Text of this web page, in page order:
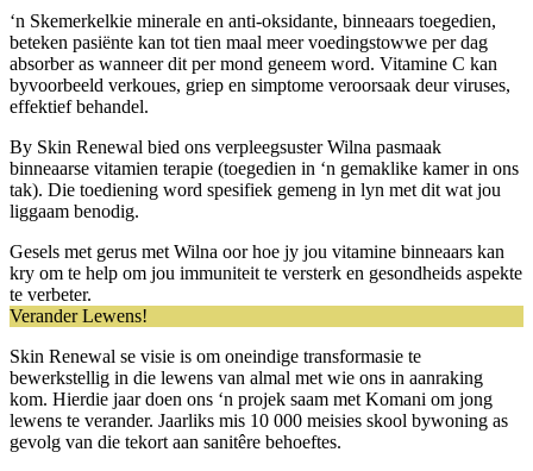
‘n Skemerkelkie minerale en anti-oksidante, binneaars toegedien,
beteken pasiënte kan tot tien maal meer voedingstowwe per dag
absorber as wanneer dit per mond geneem word. Vitamine C kan
byvoorbeeld verkoues, griep en simptome veroorsaak deur viruses,
effektief behandel.
By Skin Renewal bied ons verpleegsuster Wilna pasmaak
binneaarse vitamien terapie (toegedien in ‘n gemaklike kamer in ons
tak). Die toediening word spesifiek gemeng in lyn met dit wat jou
liggaam benodig.
Gesels met gerus met Wilna oor hoe jy jou vitamine binneaars kan
kry om te help om jou immuniteit te versterk en gesondheids aspekte
te verbeter.
Verander Lewens!
Skin Renewal se visie is om oneindige transformasie te
bewerkstellig in die lewens van almal met wie ons in aanraking
kom. Hierdie jaar doen ons ‘n projek saam met Komani om jong
lewens te verander. Jaarliks mis 10 000 meisies skool bywoning as
gevolg van die tekort aan sanitêre behoeftes.